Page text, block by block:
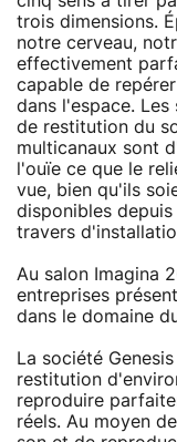
trois dimensions.
notre cerveau,
effectivement
capable de
dans l'espace. Les
de restitution du
multicanaux sont
l'ouïe ce que le
vue, bien qu'ils
disponibles depuis
travers
Au salon Imagina
entreprises
dans le domaine
La société
restitution
reproduire
réels. Au moyen